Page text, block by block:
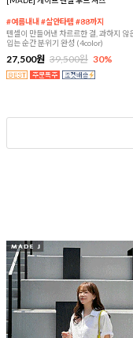
#여름내내 #살안타템 #88까지
텐셀이 만들어낸 차르르한 결, 과하지 않
입는 순간 분위기 완성 (4color)
27,500원 39,500원 30%